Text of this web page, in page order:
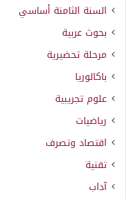
السنة الثامنة أساسي
بحوث عربية
مرحلة تحضيرية
باكالوريا
علوم تجريبية
رياضيات
اقتصاد وتصرف
تقنية
آداب